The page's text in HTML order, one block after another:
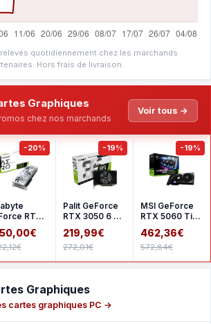
quotidiennement chez les marchands
Hors frais de livraison.
Graphiques
chez nos marchands
Voir tous →
-20%
RTX
AERO OC
16G
-19%
Palit GeForce
RTX 3050 6 Go
StormX
219,99€
272,01€
-19%
MSI GeForce
RTX 5060 Ti
8G GAMING
TRIO OC
462,36€
572,84€
Graphiques
cartes graphiques PC →